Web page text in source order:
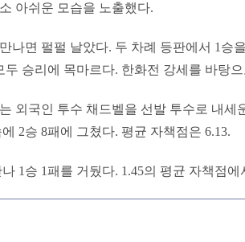
아쉬운 모습을 노출했다.
나면 펄펄 날았다. 두 차례 등판에서 1승
두 승리에 목마르다. 한화전 강세를 바탕
외국인 투수 채드벨을 선발 투수로 내세
2승 8패에 그쳤다. 평균 자책점은 6.13.
1승 1패를 거뒀다. 1.45의 평균 자책점